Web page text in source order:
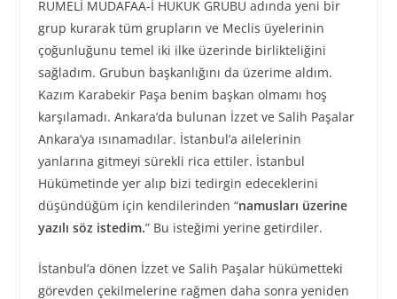
RUMELİ MÜDAFAA-İ HUKUK GRUBU adında yeni bir
grup kurarak tüm grupların ve Meclis üyelerinin
çoğunluğunu temel iki ilke üzerinde birlikteliğini
sağladım. Grubun başkanlığını da üzerime aldım.
Kazım Karabekir Paşa benim başkan olmamı hoş
karşılamadı. Ankara’da bulunan İzzet ve Salih Paşalar
Ankara’ya ısınamadılar. İstanbul’a ailelerinin
yanlarına gitmeyi sürekli rica ettiler. İstanbul
Hükümetinde yer alıp bizi tedirgin edeceklerini
düşündüğüm için kendilerinden “namusları üzerine
yazılı söz istedim.” Bu isteğimi yerine getirdiler.
İstanbul’a dönen İzzet ve Salih Paşalar hükümetteki
görevden çekilmelerine rağmen daha sonra yeniden